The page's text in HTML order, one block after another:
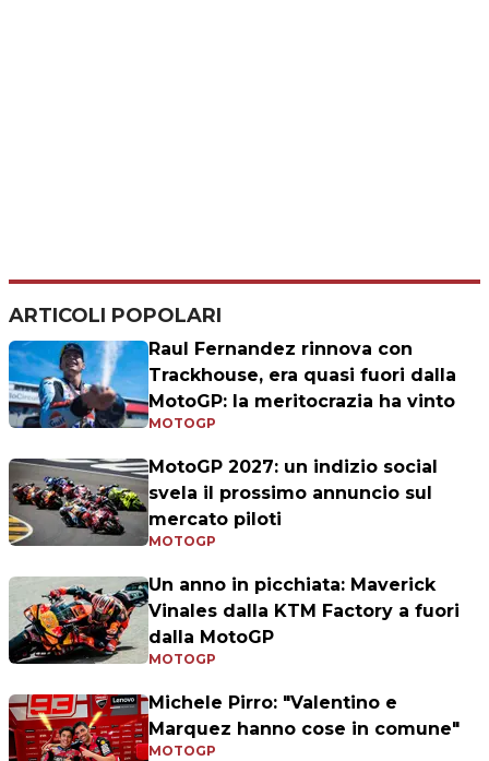
ARTICOLI POPOLARI
Raul Fernandez rinnova con
Trackhouse, era quasi fuori dalla
MotoGP: la meritocrazia ha vinto
MOTOGP
MotoGP 2027: un indizio social
svela il prossimo annuncio sul
mercato piloti
MOTOGP
Un anno in picchiata: Maverick
Vinales dalla KTM Factory a fuori
dalla MotoGP
MOTOGP
Michele Pirro: "Valentino e
Marquez hanno cose in comune"
MOTOGP